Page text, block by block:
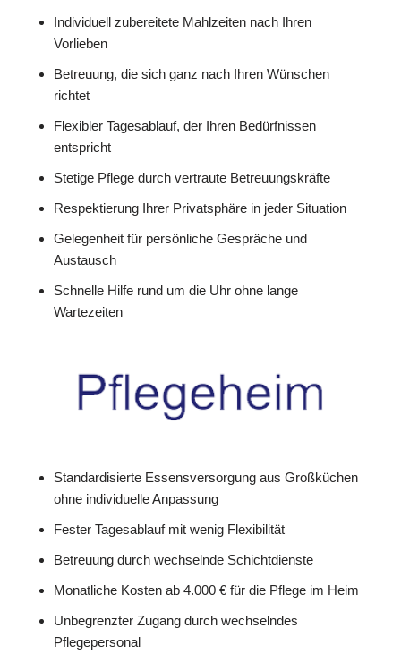
Individuell zubereitete Mahlzeiten nach Ihren
Vorlieben
Betreuung, die sich ganz nach Ihren Wünschen
richtet
Flexibler Tagesablauf, der Ihren Bedürfnissen
entspricht
Stetige Pflege durch vertraute Betreuungskräfte
Respektierung Ihrer Privatsphäre in jeder Situation
Gelegenheit für persönliche Gespräche und
Austausch
Schnelle Hilfe rund um die Uhr ohne lange
Wartezeiten
Standardisierte Essensversorgung aus Großküchen
ohne individuelle Anpassung
Fester Tagesablauf mit wenig Flexibilität
Betreuung durch wechselnde Schichtdienste
Monatliche Kosten ab 4.000 € für die Pflege im Heim
Unbegrenzter Zugang durch wechselndes
Pflegepersonal